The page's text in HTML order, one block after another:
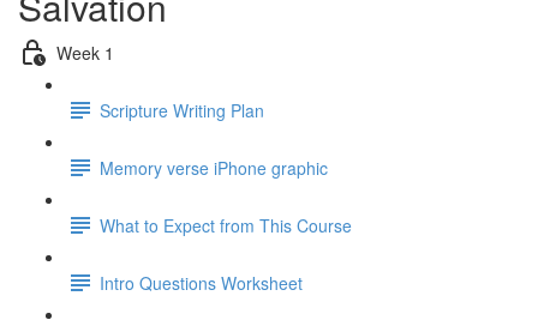
Week 1
Scripture Writing Plan
Memory verse iPhone graphic
What to Expect from This Course
Intro Questions Worksheet